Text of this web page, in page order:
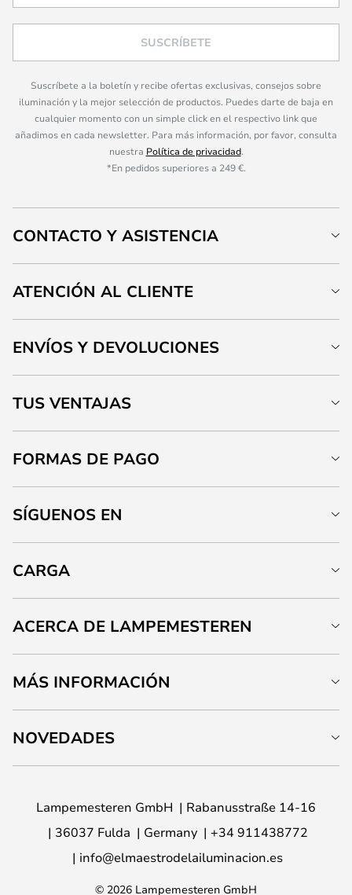
SUSCRÍBETE
Suscríbete a la boletín y recibe ofertas exclusivas, consejos sobre
iluminación y la mejor selección de productos. Puedes darte de baja en
cualquier momento con un simple click en el respectivo link que
añadimos en cada newsletter. Para más información, por favor, consulta
nuestra Política de privacidad.
*En pedidos superiores a 249 €.
CONTACTO Y ASISTENCIA
ATENCIÓN AL CLIENTE
ENVÍOS Y DEVOLUCIONES
TUS VENTAJAS
FORMAS DE PAGO
SÍGUENOS EN
CARGA
ACERCA DE LAMPEMESTEREN
MÁS INFORMACIÓN
NOVEDADES
Lampemesteren GmbH
Rabanusstraße 14-16
36037 Fulda
Germany
+34 911438772
info@elmaestrodelailuminacion.es
© 2026 Lampemesteren GmbH